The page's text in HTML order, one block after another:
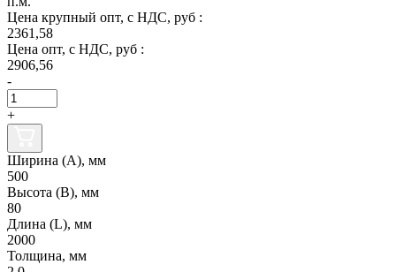
Цена крупный опт, с НДС, руб :
2361,58
Цена опт, с НДС, руб :
2906,56
-
+
Ширина (А), мм
500
Высота (В), мм
80
Длина (L), мм
2000
Толщина, мм